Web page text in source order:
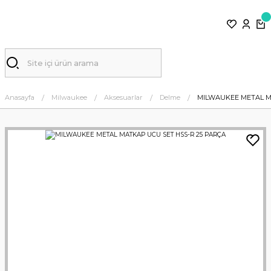
Anasayfa Milwaukee Aksesuarlar Delme MILWAUKEE METAL